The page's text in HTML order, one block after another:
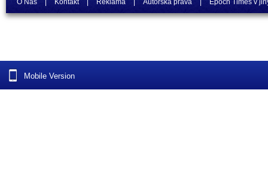
O Nás Kontakt Reklama Autorská práva Epoch Times v
Mobile Version